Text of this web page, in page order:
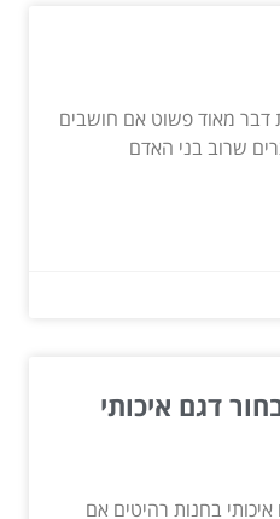
דבר מאוד פשוט אם חושבים
שרוב בני האדם
דגם איכותי
בחנות רהיטים אם